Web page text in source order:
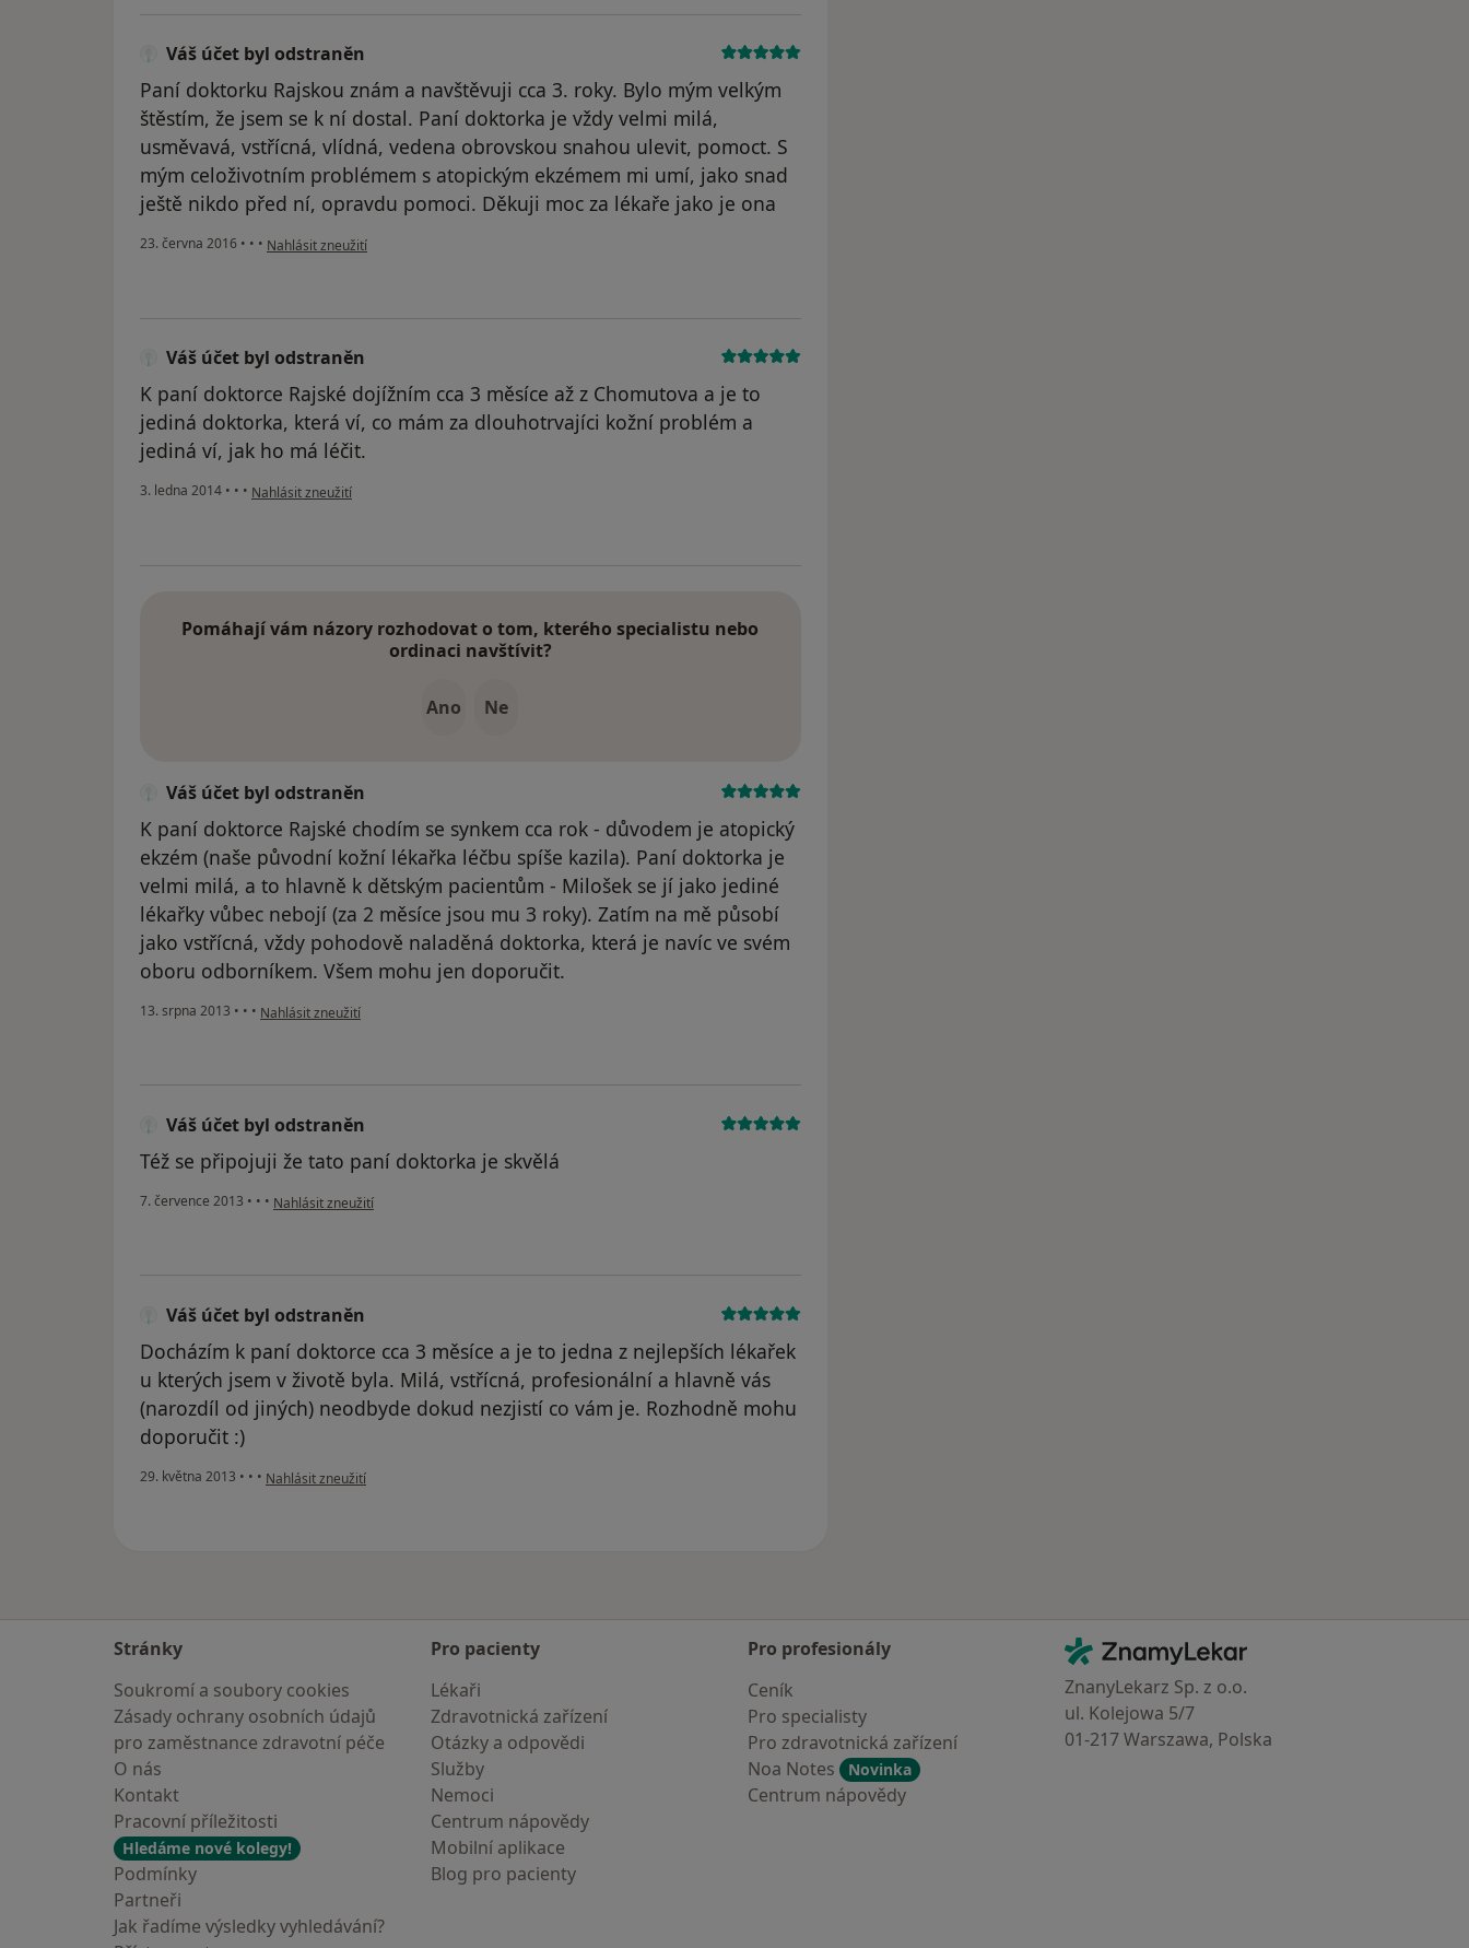
Váš účet byl odstraněn
Paní doktorku Rajskou znám a navštěvuji cca 3. roky. Bylo mým velkým
štěstím, že jsem se k ní dostal. Paní doktorka je vždy velmi milá,
usměvavá, vstřícná, vlídná, vedena obrovskou snahou ulevit, pomoct. S
mým celoživotním problémem s atopickým ekzémem mi umí, jako snad
ještě nikdo před ní, opravdu pomoci. Děkuji moc za lékaře jako je ona
23. června 2016 • • • podle názoru uživatele Váš účet byl odstraněn
Nahlásit zneužití
Váš účet byl odstraněn
K paní doktorce Rajské dojížním cca 3 měsíce až z Chomutova a je to
jediná doktorka, která ví, co mám za dlouhotrvajíci kožní problém a
jediná ví, jak ho má léčit.
3. ledna 2014 • • • podle názoru uživatele Váš účet byl odstraněn
Nahlásit zneužití
Pomáhají vám názory rozhodovat o tom, kterého specialistu nebo
ordinaci navštívit?
Ano Ne
Váš účet byl odstraněn
K paní doktorce Rajské chodím se synkem cca rok - důvodem je atopický
ekzém (naše původní kožní lékařka léčbu spíše kazila). Paní doktorka je
velmi milá, a to hlavně k dětským pacientům - Milošek se jí jako jediné
lékařky vůbec nebojí (za 2 měsíce jsou mu 3 roky). Zatím na mě působí
jako vstřícná, vždy pohodově naladěná doktorka, která je navíc ve svém
oboru odborníkem. Všem mohu jen doporučit.
13. srpna 2013 • • • podle názoru uživatele Váš účet byl odstraněn
Nahlásit zneužití
Váš účet byl odstraněn
Též se připojuji že tato paní doktorka je skvělá
7. července 2013 • • • podle názoru uživatele Váš účet byl odstraněn
Nahlásit zneužití
Váš účet byl odstraněn
Docházím k paní doktorce cca 3 měsíce a je to jedna z nejlepších lékařek
u kterých jsem v životě byla. Milá, vstřícná, profesionální a hlavně vás
(narozdíl od jiných) neodbyde dokud nezjistí co vám je. Rozhodně mohu
doporučit :)
29. května 2013 • • • podle názoru uživatele Váš účet byl odstraněn
Nahlásit zneužití
Stránky
Soukromí a soubory cookies
Zásady ochrany osobních údajů
pro zaměstnance zdravotní péče
O nás
Kontakt
Pracovní příležitosti
Hledáme nové kolegy!
Podmínky
Partneři
Jak řadíme výsledky vyhledávání?
Pro pacienty
Lékaři
Zdravotnická zařízení
Otázky a odpovědi
Služby
Nemoci
Centrum nápovědy
Mobilní aplikace
Blog pro pacienty
Pro profesionály
Ceník
Pro specialisty
Pro zdravotnická zařízení
Noa Notes
Novinka
Centrum nápovědy
Kontakt
ZnamyLekar - Hlavní stránka
ZnanyLekarz Sp. z o.o.
ul. Kolejowa 5/7
01-217 Warszawa, Polska